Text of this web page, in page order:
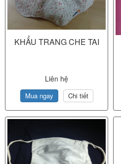
KHẨU TRANG CHE TAI
Liên hệ
Mua ngay Chi tiết